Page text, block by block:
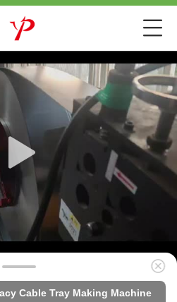
Cable Tray Making Machine